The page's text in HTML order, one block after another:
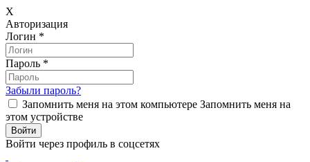
X
Авторизация
Логин *
Пароль *
Забыли пароль?
Запомнить меня на этом компьютере Запомнить меня на
этом устройстве
Войти через профиль в соцсетях